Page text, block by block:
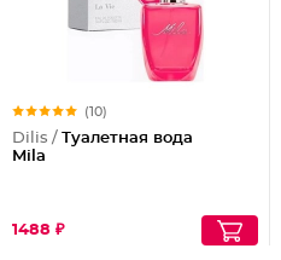
(10)
Dilis / Туалетная вода
Mila
1488 ₽